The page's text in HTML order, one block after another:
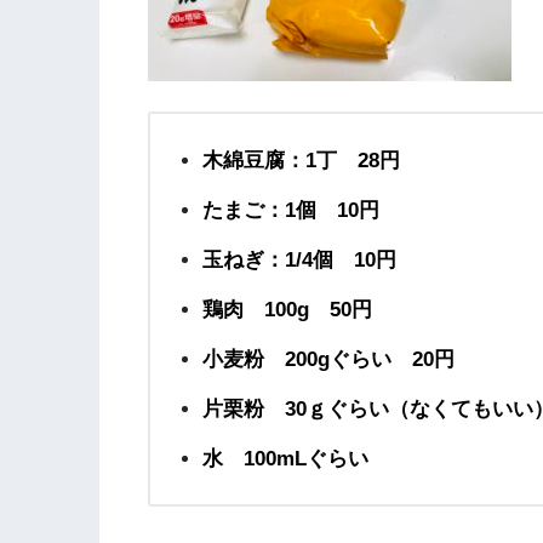
木綿豆腐：1丁 28円
たまご：1個 10円
玉ねぎ：1/4個 10円
鶏肉 100g 50円
小麦粉 200gぐらい 20円
片栗粉 30ｇぐらい（なくてもいい
水 100mLぐらい